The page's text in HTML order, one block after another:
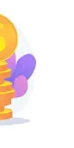
します
使用した信
とは？③